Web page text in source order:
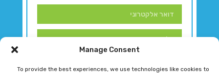
Manage Consent
To provide the best experiences, we use technologies like cookies to